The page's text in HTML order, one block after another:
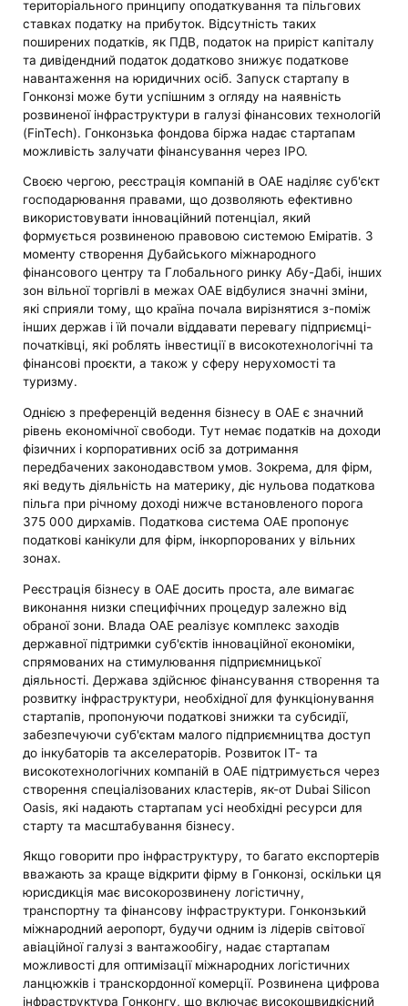
територіального принципу оподаткування та пільгових
ставках податку на прибуток. Відсутність таких
поширених податків, як ПДВ, податок на приріст капіталу
та дивідендний податок додатково знижує податкове
навантаження на юридичних осіб. Запуск стартапу в
Гонконзі може бути успішним з огляду на наявність
розвиненої інфраструктури в галузі фінансових технологій
(FinTech). Гонконзька фондова біржа надає стартапам
можливість залучати фінансування через IPO.
Своєю чергою, реєстрація компаній в ОАЕ наділяє суб'єкт
господарювання правами, що дозволяють ефективно
використовувати інноваційний потенціал, який
формується розвиненою правовою системою Еміратів. З
моменту створення Дубайського міжнародного
фінансового центру та Глобального ринку Абу-Дабі, інших
зон вільної торгівлі в межах ОАЕ відбулися значні зміни,
які сприяли тому, що країна почала вирізнятися з-поміж
інших держав і їй почали віддавати перевагу підприємці-
початківці, які роблять інвестиції в високотехнологічні та
фінансові проєкти, а також у сферу нерухомості та
туризму.
Однією з преференцій ведення бізнесу в ОАЕ є значний
рівень економічної свободи. Тут немає податків на доходи
фізичних і корпоративних осіб за дотримання
передбачених законодавством умов. Зокрема, для фірм,
які ведуть діяльність на материку, діє нульова податкова
пільга при річному доході нижче встановленого порога
375 000 дирхамів. Податкова система ОАЕ пропонує
податкові канікули для фірм, інкорпорованих у вільних
зонах.
Реєстрація бізнесу в ОАЕ досить проста, але вимагає
виконання низки специфічних процедур залежно від
обраної зони. Влада ОАЕ реалізує комплекс заходів
державної підтримки суб'єктів інноваційної економіки,
спрямованих на стимулювання підприємницької
діяльності. Держава здійснює фінансування створення та
розвитку інфраструктури, необхідної для функціонування
стартапів, пропонуючи податкові знижки та субсидії,
забезпечуючи суб'єктам малого підприємництва доступ
до інкубаторів та акселераторів. Розвиток IT- та
високотехнологічних компаній в ОАЕ підтримується через
створення спеціалізованих кластерів, як-от Dubai Silicon
Oasis, які надають стартапам усі необхідні ресурси для
старту та масштабування бізнесу.
Якщо говорити про інфраструктуру, то багато експортерів
вважають за краще відкрити фірму в Гонконзі, оскільки ця
юрисдикція має високорозвинену логістичну,
транспортну та фінансову інфраструктури. Гонконзький
міжнародний аеропорт, будучи одним із лідерів світової
авіаційної галузі з вантажообігу, надає стартапам
можливості для оптимізації міжнародних логістичних
ланцюжків і транскордонної комерції. Розвинена цифрова
інфраструктура Гонконгу, що включає високошвидкісний